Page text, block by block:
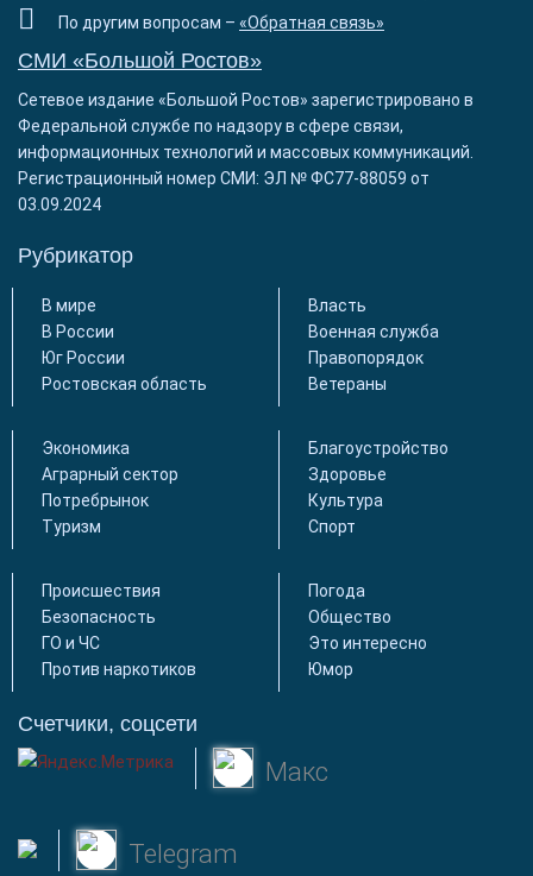
По другим вопросам – «Обратная связь»
СМИ «Большой Ростов»
Сетевое издание «Большой Ростов» зарегистрировано в
Федеральной службе по надзору в сфере связи,
информационных технологий и массовых коммуникаций.
Регистрационный номер СМИ: ЭЛ № ФС77-88059 от
03.09.2024
Рубрикатор
В мире
В России
Юг России
Ростовская область
Власть
Военная служба
Правопорядок
Ветераны
Экономика
Аграрный сектор
Потребрынок
Туризм
Благоустройство
Здоровье
Культура
Спорт
Происшествия
Безопасность
ГО и ЧС
Против наркотиков
Погода
Общество
Это интересно
Юмор
Счетчики, соцсети
Макс
Telegram